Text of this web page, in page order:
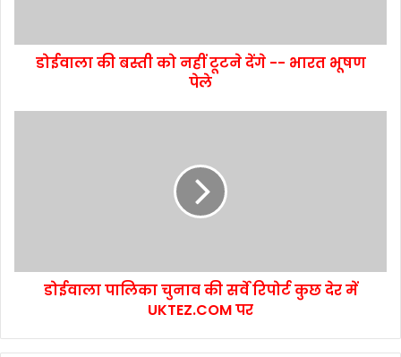
डोईवाला की बस्ती को नहीं टूटने देंगे -- भारत भूषण
पेले
डोईवाला पालिका चुनाव की सर्वे रिपोर्ट कुछ देर में
UKTEZ.COM पर